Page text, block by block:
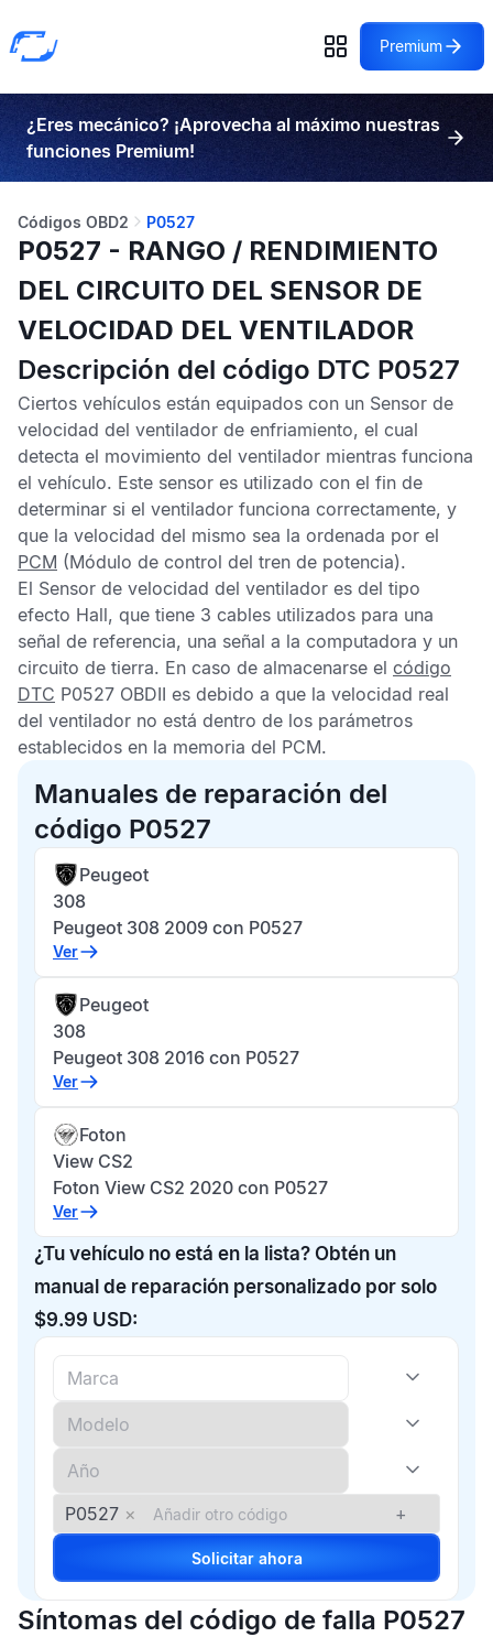
Premium
¿Eres mecánico? ¡Aprovecha al máximo nuestras
funciones Premium!
Códigos OBD2 P0527
P0527 - RANGO / RENDIMIENTO
DEL CIRCUITO DEL SENSOR DE
VELOCIDAD DEL VENTILADOR
Descripción del código DTC P0527
Ciertos vehículos están equipados con un Sensor de
velocidad del ventilador de enfriamiento, el cual
detecta el movimiento del ventilador mientras funciona
el vehículo. Este sensor es utilizado con el fin de
determinar si el ventilador funciona correctamente, y
que la velocidad del mismo sea la ordenada por el
PCM (Módulo de control del tren de potencia).
El Sensor de velocidad del ventilador es del tipo
efecto Hall, que tiene 3 cables utilizados para una
señal de referencia, una señal a la computadora y un
circuito de tierra. En caso de almacenarse el código
DTC P0527 OBDII es debido a que la velocidad real
del ventilador no está dentro de los parámetros
establecidos en la memoria del PCM.
Manuales de reparación del
código P0527
Peugeot
308
Peugeot 308 2009 con P0527
Ver
Peugeot
308
Peugeot 308 2016 con P0527
Ver
Foton
View CS2
Foton View CS2 2020 con P0527
Ver
¿Tu vehículo no está en la lista? Obtén un
manual de reparación personalizado por solo
$9.99 USD:
P0527 × +
Solicitar ahora
Síntomas del código de falla P0527